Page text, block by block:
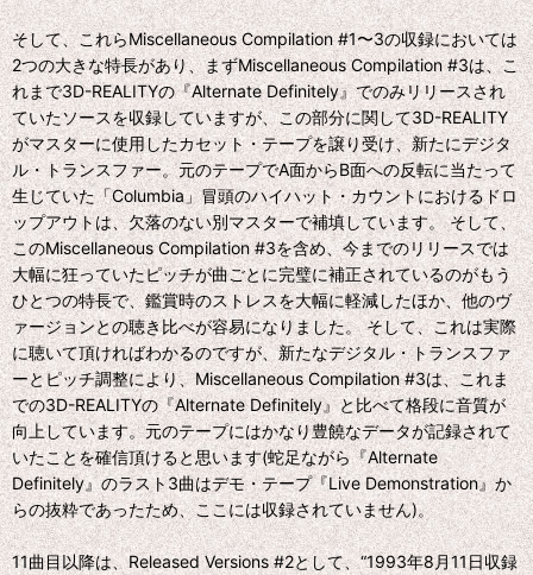
そして、これらMiscellaneous Compilation #1〜3の収録においては
2つの大きな特長があり、まずMiscellaneous Compilation #3は、こ
れまで3D-REALITYの『Alternate Definitely』でのみリリースされ
ていたソースを収録していますが、この部分に関して3D-REALITY
がマスターに使用したカセット・テープを譲り受け、新たにデジタ
ル・トランスファー。元のテープでA面からB面への反転に当たって
生じていた「Columbia」冒頭のハイハット・カウントにおけるドロ
ップアウトは、欠落のない別マスターで補填しています。 そして、
このMiscellaneous Compilation #3を含め、今までのリリースでは
大幅に狂っていたピッチが曲ごとに完璧に補正されているのがもう
ひとつの特長で、鑑賞時のストレスを大幅に軽減したほか、他のヴ
ァージョンとの聴き比べが容易になりました。 そして、これは実際
に聴いて頂ければわかるのですが、新たなデジタル・トランスファ
ーとピッチ調整により、Miscellaneous Compilation #3は、これま
での3D-REALITYの『Alternate Definitely』と比べて格段に音質が
向上しています。元のテープにはかなり豊饒なデータが記録されて
いたことを確信頂けると思います(蛇足ながら『Alternate
Definitely』のラスト3曲はデモ・テープ『Live Demonstration』か
らの抜粋であったため、ここには収録されていません)。
11曲目以降は、Released Versions #2として、“1993年8月11日収録